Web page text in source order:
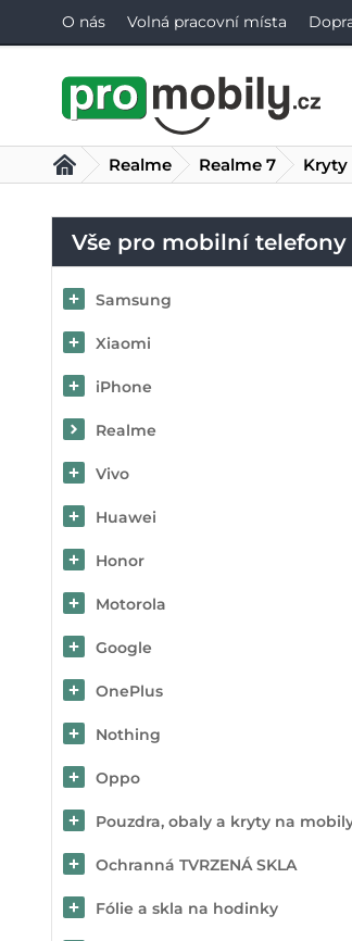
O nás Volná pracovní místa
Vše pro mobilní telefony
Samsung
Xiaomi
iPhone
Realme
Vivo
Huawei
Honor
Motorola
Google
OnePlus
Nothing
Oppo
Pouzdra, obaly a kryty na
Ochranná TVRZENÁ SKLA
Fólie a skla na hodinky
Realme Realme 7 Kryty